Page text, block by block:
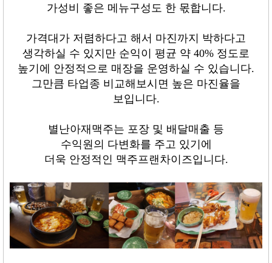
가성비 좋은 메뉴구성도 한 몫합니다.
가격대가 저렴하다고 해서 마진까지 박하다고
생각하실 수 있지만 순익이 평균 약 40% 정도로
높기에 안정적으로 매장을 운영하실 수 있습니다.
그만큼 타업종 비교해보시면 높은 마진율을
보입니다.
별난아재맥주는 포장 및 배달매출 등
수익원의 다변화를 주고 있기에
더욱 안정적인 맥주프랜차이즈입니다.